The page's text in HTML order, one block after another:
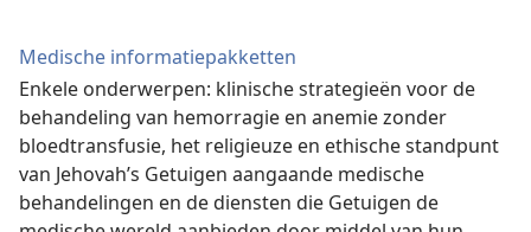
Medische informatiepakketten
Enkele onderwerpen: klinische strategieën voor de
behandeling van hemorragie en anemie zonder
bloedtransfusie, het religieuze en ethische standpunt
van Jehovah’s Getuigen aangaande medische
behandelingen en de diensten die Getuigen de